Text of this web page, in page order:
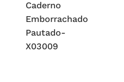
Caderno
Emborrachado
Pautado-
X03009